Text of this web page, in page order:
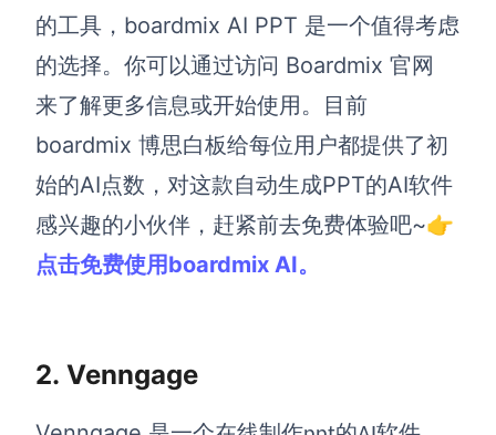
管理功能定制 · 专业部署方案
客户案例
用boardmix提升团队协作效率
企业版申请试用
满足企业级团队协作和管理需求
帮助支持
的工具，boardmix AI PPT 是一个值得考虑
的选择。你可以通过访问 Boardmix 官网
来了解更多信息或开始使用。目前
boardmix 博思白板给每位用户都提供了初
始的AI点数，对这款自动生成PPT的AI软件
感兴趣的小伙伴，赶紧前去免费体验吧~👉
点击免费使用boardmix AI。
2. Venngage